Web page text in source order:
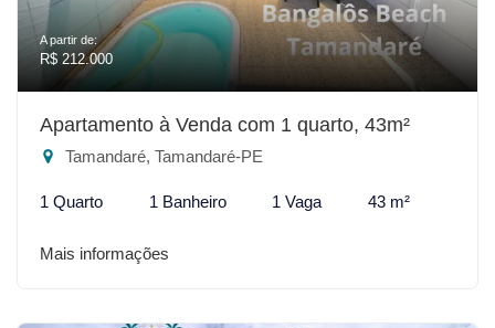
A partir de:
R$ 212.000
Apartamento à Venda com 1 quarto, 43m²
Tamandaré, Tamandaré-PE
1 Quarto 1 Banheiro 1 Vaga 43 m²
Mais informações